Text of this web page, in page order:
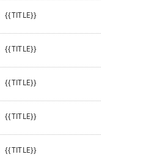
{{TITLE}}
{{TITLE}}
{{TITLE}}
{{TITLE}}
{{TITLE}}